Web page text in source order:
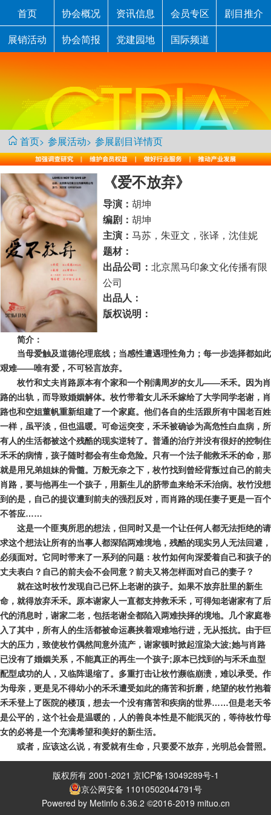
首页 协会概况 资讯信息 会员专区
剧目推介
展销活动
协会简报 党建园地 国际频道
首页> 参展活动> 参展剧目详情页
《爱不放弃》
导演： 胡坤
编剧： 胡坤
主演： 马苏，朱亚文，张译，沈佳妮
题材：
出品公司： 北京黑马印象文化传播有限
公司
出品人：
版权说明：
简介：
当母爱触及道德伦理底线；当感性遭遇理性角力；每一步选择都如此
艰难——唯有爱，不可轻言放弃。
枚竹和丈夫肖路原本有个家和一个刚满周岁的女儿——禾禾。因为肖
路的出轨，而导致婚姻解体。枚竹带着女儿禾禾嫁给了大学同学老谢，肖
路也和空姐董帆重新组建了一个家庭。他们各自的生活跟所有中国老百姓
一样，虽平淡，但也温暖。可命运突变，禾禾被确诊为高危性白血病，所
有人的生活都被这个残酷的现实逆转了。普通的治疗并没有很好的控制住
禾禾的病情，孩子随时都会有生命危险。只有一个法子能救禾禾的命，那
就是用兄弟姐妹的骨髓。万般无奈之下，枚竹找到曾经背叛过自己的前夫
肖路，要与他再生一个孩子，用新生儿的脐带血来给禾禾治病。枚竹没想
到的是，自己的提议遭到前夫的强烈反对，而肖路的现任妻子更是一百个
不答应……
这是一个匪夷所思的想法，但同时又是一个让任何人都无法拒绝的请
求这个想法让所有的当事人都深陷两难境地，残酷的现实另人无法回避，
必须面对。它同时带来了一系列的问题：枚竹如何向深爱着自己和孩子的
丈夫表白？自己的前夫会不会同意？前夫又将怎样面对自己的妻子？
就在这时枚竹发现自己已怀上老谢的孩子。如果不放弃肚里的新生
命，就得放弃禾禾。原本谢家人一直都支持救禾禾，可得知老谢家有了后
代的消息时，谢家二老，包括老谢全都陷入两难抉择的境地。几个家庭卷
入了其中，所有人的生活都被命运裹挟着艰难地行进，无从抵抗。由于巨
大的压力，致使枚竹偶然间意外流产，谢家顿时掀起渲染大波;她与肖路
已没有了婚姻关系，不能真正的再生一个孩子;原本已找到的与禾禾血型
配型成功的人，又临阵退缩了。多重打击让枚竹濒临崩溃，难以承受。作
为母亲，更是见不得幼小的禾禾遭受如此的痛苦和折磨，绝望的枚竹抱着
禾禾登上了医院的楼顶，想去一个没有痛苦和疾病的世界……但是老天爷
是公平的，这个社会是温暖的，人的善良本性是不能泯灭的，等待枚竹母
女的必将是一个充满希望和美好的新生活。
或者，应该这么说，有爱就有生命，只要爱不放弃，光明总会普照。
版权所有 2001-2021 京ICP备13049289号-1
京公网安备 11010502044791号
Powered by Metinfo 6.36.2 ©2016-2019 mituo.cn